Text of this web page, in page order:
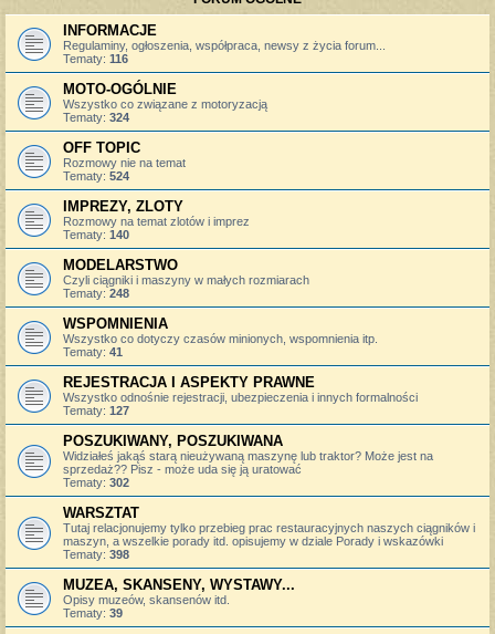
INFORMACJE
Regulaminy, ogłoszenia, współpraca, newsy z życia forum...
Tematy: 116
MOTO-OGÓLNIE
Wszystko co związane z motoryzacją
Tematy: 324
OFF TOPIC
Rozmowy nie na temat
Tematy: 524
IMPREZY, ZLOTY
Rozmowy na temat zlotów i imprez
Tematy: 140
MODELARSTWO
Czyli ciągniki i maszyny w małych rozmiarach
Tematy: 248
WSPOMNIENIA
Wszystko co dotyczy czasów minionych, wspomnienia itp.
Tematy: 41
REJESTRACJA I ASPEKTY PRAWNE
Wszystko odnośnie rejestracji, ubezpieczenia i innych formalności
Tematy: 127
POSZUKIWANY, POSZUKIWANA
Widziałeś jakąś starą nieużywaną maszynę lub traktor? Może jest na
sprzedaż?? Pisz - może uda się ją uratować
Tematy: 302
WARSZTAT
Tutaj relacjonujemy tylko przebieg prac restauracyjnych naszych ciągników i
maszyn, a wszelkie porady itd. opisujemy w dziale Porady i wskazówki
Tematy: 398
MUZEA, SKANSENY, WYSTAWY...
Opisy muzeów, skansenów itd.
Tematy: 39